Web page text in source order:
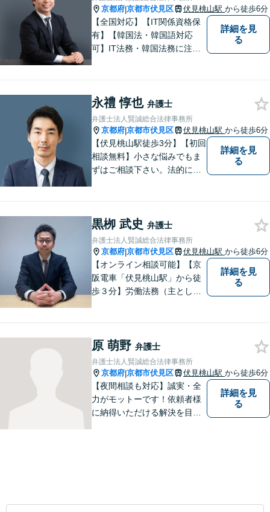
京都府|京都市伏見区 伏見桃山駅 から徒歩6分
【全国対応】【IT関係資格保
有】【韓国法・韓国語対応
可】IT法務・韓国法務に注力
詳細を見
る
永禮 惇也 弁護士
弁護士法人賢誠総合法律事務所
京都府|京都市伏見区 伏見桃山駅 から徒歩6分
【伏見桃山駅徒歩3分】【初回
相談無料】小さな悩みでもま
ずはご相談下さい。法的に無
／相続／企業法務など幅広く
対応可能。【休日・夜間対応
可】
詳細を見
る
黒栁 武史 弁護士
弁護士法人賢誠総合法律事務所
京都府|京都市伏見区 伏見桃山駅 から徒歩6分
【オンライン相談可能】【京
阪電車「伏見桃山駅」から徒
歩３分】労働法務（主として
件、建築事件などの幅広い分
野でも経験を積んでおりま
す。お気軽にご相談くださ
い。
詳細を見
る
原 萌野 弁護士
弁護士法人賢誠総合法律事務所
京都府|京都市伏見区 伏見桃山駅 から徒歩6分
【夜間相談も対応】誠実・全
力がモットーです！依頼者様
に納得いただける解決を目指
詳細を見
る